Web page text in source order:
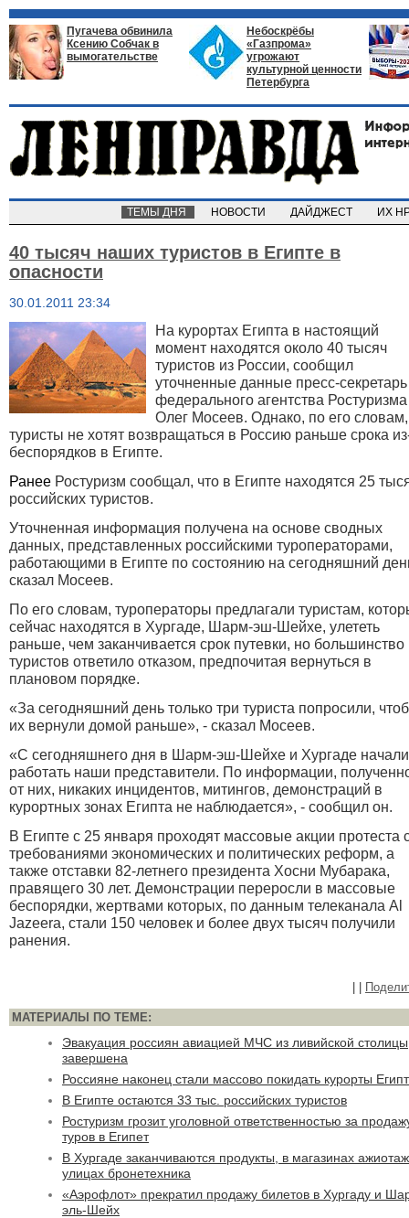
Пугачева обвинила
Ксению Собчак в
вымогательстве
Небоскрёбы
«Газпрома»
угрожают
культурной ценности
Петербурга
ТЕМЫ ДНЯ НОВОСТИ ДАЙДЖЕСТ ИХ
40 тысяч наших туристов в Египте в
опасности
30.01.2011 23:34
На курортах Египта в настоящий
момент находятся около 40 тысяч
туристов из России, сообщил
уточненные данные пресс-секретарь
федерального агентства Ростуризма
Олег Мосеев. Однако, по его словам,
туристы не хотят возвращаться в Россию раньше срока
беспорядков в Египте.
Ранее Ростуризм сообщал, что в Египте находятся 25
российских туристов.
Уточненная информация получена на основе сводных
данных, представленных российскими туроператорами,
работающими в Египте по состоянию на сегодняшний
сказал Мосеев.
По его словам, туроператоры предлагали туристам,
сейчас находятся в Хургаде, Шарм-эш-Шейхе, улететь
раньше, чем заканчивается срок путевки, но большинство
туристов ответило отказом, предпочитая вернуться в
плановом порядке.
«За сегодняшний день только три туриста попросили,
их вернули домой раньше», - сказал Мосеев.
«С сегодняшнего дня в Шарм-эш-Шейхе и Хургаде начали
работать наши представители. По информации,
от них, никаких инцидентов, митингов, демонстраций в
курортных зонах Египта не наблюдается», - сообщил он.
В Египте с 25 января проходят массовые акции протеста
требованиями экономических и политических реформ, а
также отставки 82-летнего президента Хосни Мубарака,
правящего 30 лет. Демонстрации переросли в массовые
беспорядки, жертвами которых, по данным телеканала Al
Jazeera, стали 150 человек и более двух тысяч получили
ранения.
МАТЕРИАЛЫ ПО ТЕМЕ:
Эвакуация россиян авиацией МЧС из ливийской столицы
завершена
Россияне наконец стали массово покидать курорты
В Египте остаются 33 тыс. российских туристов
Ростуризм грозит уголовной ответственностью за
туров в Египет
В Хургаде заканчиваются продукты, в магазинах
улицах бронетехника
«Аэрофлот» прекратил продажу билетов в Хургаду и
эль-Шейх